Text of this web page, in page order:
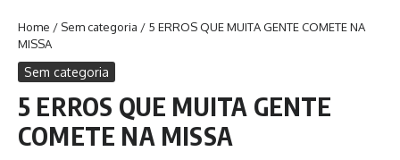
Home / Sem categoria / 5 ERROS QUE MUITA GENTE COMETE NA
MISSA
Sem categoria
5 ERROS QUE MUITA GENTE
COMETE NA MISSA